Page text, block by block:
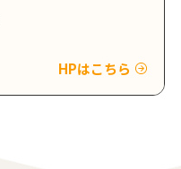
HPはこちら